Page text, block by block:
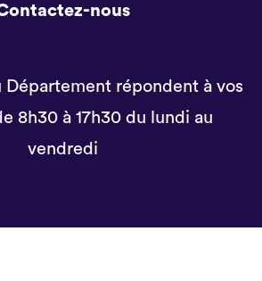
nous
Département répondent à vos
8h30 à 17h30 du lundi au
vendredi